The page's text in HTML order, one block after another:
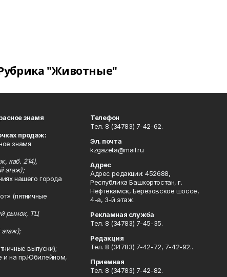
"Животные"
знамя
продаж:
знамя
каб. 214),
этаж);
нашего города
(пятничные
рынок, ТЦ
этаж);
выпуски);
и на пр.Юбилейном,
Телефон
Тел. 8 (34783) 7-42-62.
Эл. почта
kzgazeta@mail.ru
Адрес
Адрес редакции: 452688,
Республика Башкортостан, г.
Нефтекамск, Берёзовское шоссе,
4-а, 3-й этаж.
Рекламная служба
Тел. 8 (34783) 7-45-35.
Редакция
Тел. 8 (34783) 7-42-72, 7-42-92..
Приемная
Тел. 8 (34783) 7-42-82.